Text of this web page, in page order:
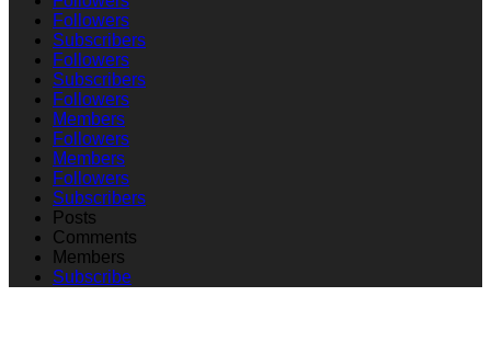
Followers
Subscribers
Followers
Subscribers
Followers
Members
Followers
Members
Followers
Subscribers
Posts
Comments
Members
Subscribe